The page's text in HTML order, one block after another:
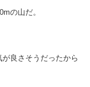
の山だ。
良さそうだったから